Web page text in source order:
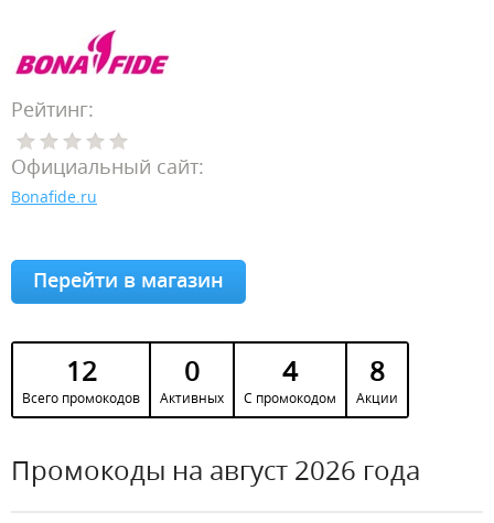
Рейтинг:
Официальный сайт:
Bonafide.ru
Перейти в магазин
12
Всего промокодов
0
Активных
4
С промокодом
8
Акции
Промокоды на август 2026 года